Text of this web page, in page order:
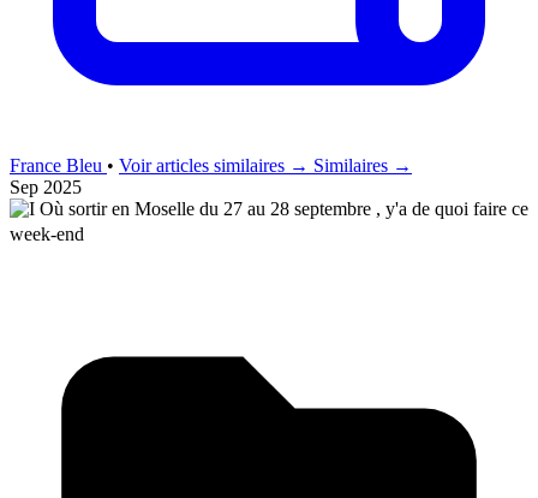
France Bleu • Voir articles similaires → Similaires →
Sep 2025